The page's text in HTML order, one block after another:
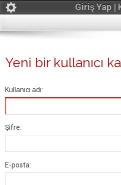
Giriş Yap |
Yeni bir kullanıcı
Kullanıcı adı:
Şifre:
E-posta: